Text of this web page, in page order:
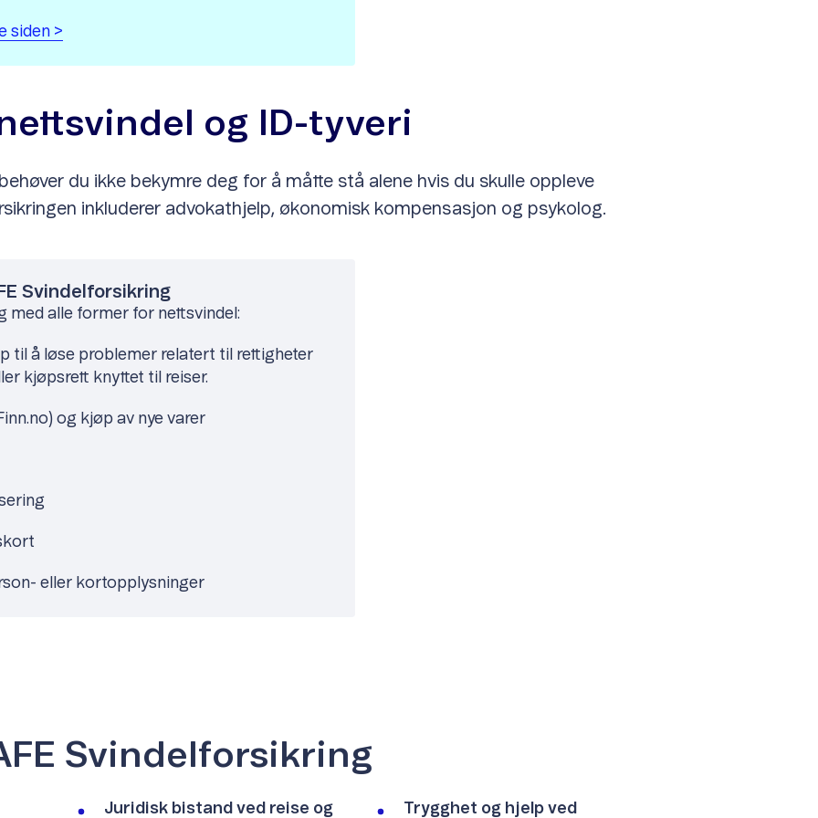
siden >
og ID-tyveri
du ikke bekymre deg for å måtte stå alene hvis du skulle oppleve
inkluderer advokathjelp, økonomisk kompensasjon og psykolog.
Svindelforsikring
med alle former for nettsvindel:
til å løse problemer relatert til rettigheter
kjøpsrett knyttet til reiser.
og kjøp av nye varer
eller kortopplysninger
Svindelforsikring
Juridisk bistand ved reise og Trygghet og hjelp ved